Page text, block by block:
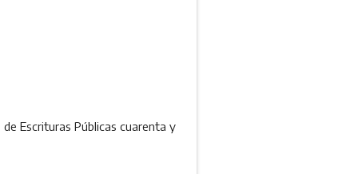
Escrituras Públicas cuarenta y